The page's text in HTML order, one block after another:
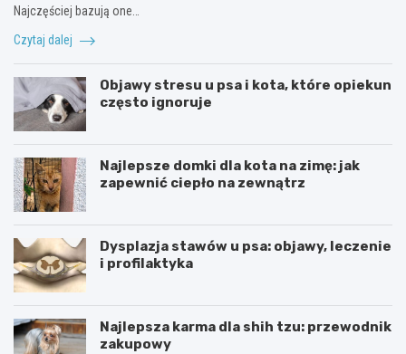
Najczęściej bazują one…
Czytaj dalej
Objawy stresu u psa i kota, które opiekun
często ignoruje
Najlepsze domki dla kota na zimę: jak
zapewnić ciepło na zewnątrz
Dysplazja stawów u psa: objawy, leczenie
i profilaktyka
Najlepsza karma dla shih tzu: przewodnik
zakupowy